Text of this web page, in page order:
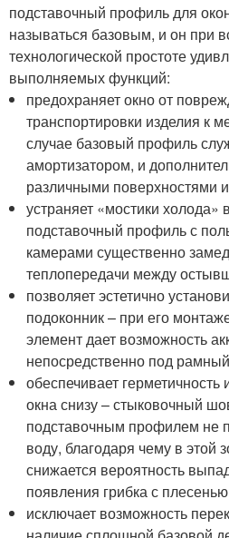
подставочный профиль для
называться базовым, и он при
технологической простоте
выполняемых функций:
предохраняет окно от
транспортировки изделия к
случае базовый профиль
амортизатором, и
различными поверхностями
устраняет «мостики
подставочный профиль с
камерами существенно
теплопередачи между
позволяет эстетично
подоконник – при его
элемент дает возможность
непосредственно под
обеспечивает
окна снизу – стыковочный
подставочным профилем не
воду, благодаря чему в этой
снижается вероятность
появления грибка с
исключает возможность